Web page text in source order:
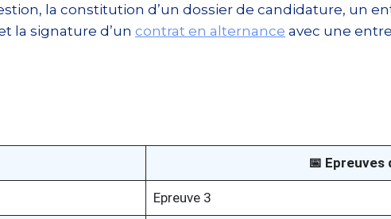
la constitution d’un dossier de candidature, un
la signature d’un contrat en alternance avec une
📅 Epreuves
Epreuve 3